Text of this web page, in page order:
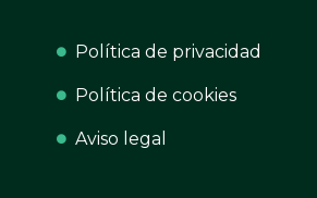
Política de privacidad
Política de cookies
Aviso legal